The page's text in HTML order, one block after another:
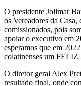
O presidente Jolimar
os Vereadores da
comissionados, pois
apoiar o executivo em
esperamos que em
colatinenses um FELIZ
O diretor geral Alex
resultado final, onde